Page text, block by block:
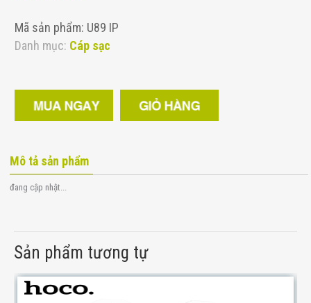
Mã sản phẩm: U89 IP
Danh mục: Cáp sạc
Mô tả sản phẩm
đang cập nhật...
Sản phẩm tương tự